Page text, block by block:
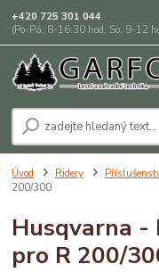
+420 725 301 044
(Po-Pá, 8-16:30 hod. So, 9-12
Úvod Ridery
200/300
Husqvarna -
pro R 200/